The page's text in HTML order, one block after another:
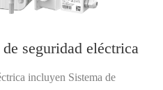
seguridad eléctrica
incluyen Sistema de